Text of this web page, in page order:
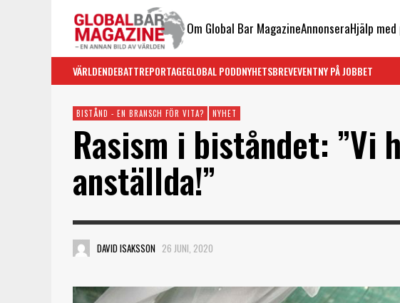
Om Global Bar MagazineAnnonseraHjälp
VÄRLDENDEBATTREPORTAGEGLOBAL PODDNYHETSBREVEVENTNY PÅ JOBBET
BISTÅND - EN BRANSCH FÖR VITA? NYHET
Rasism i biståndet: ”Vi
anställda!”
DAVID ISAKSSON 26 JUNI, 2020